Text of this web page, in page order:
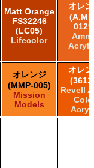
Matt Orange
FS32246
(LC05)
Lifecolor
オレ
オレンジ
(MMP-005)
Mission
Models
オレ
Revell